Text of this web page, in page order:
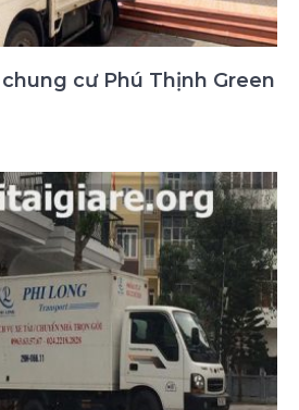
cư Phú Thịnh Green